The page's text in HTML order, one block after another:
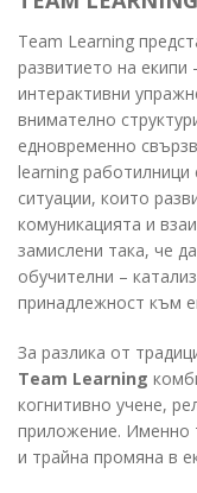
Team Learning
развитието на екипи
интерактивни
внимателно
едновременно
learning работилници
ситуации, които
комуникацията и
замислени така, че
обучителни –
принадлежност към
За разлика от
Team Learning
когнитивно учене,
приложение. Именно
и трайна промяна в